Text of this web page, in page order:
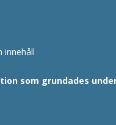
innehåll
som grundades